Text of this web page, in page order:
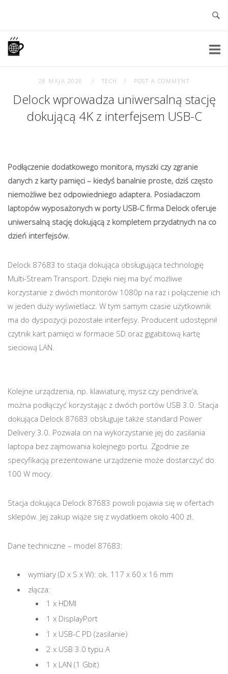
content
Home
28 MAJA 2020 TECH POST A COMMENT
Delock wprowadza uniwersalną stację
dokującą 4K z interfejsem USB-C
Podłączenie dodatkowego monitora, myszki czy zgranie
danych z karty pamięci – kiedyś banalnie proste, dziś często
niemożliwe bez odpowiedniego adaptera. Posiadaczom
laptopów wyposażonych w porty USB-C firma Delock oferuje
uniwersalną stację dokującą z kompletem przydatnych na co
dzień interfejsów.
Delock 87683 to stacja dokująca obsługująca technologię
Multi-Stream Transport. Dzięki niej ma być możliwe
korzystanie z dwóch monitorów 1080p na raz i połączenie ich
w jeden duży wyświetlacz. W tym samym czasie użytkownik
ma do dyspozycji pozostałe interfejsy. Producent udostępnił
czytnik kart pamięci w formacie SD oraz gigabitową kartę
sieciową LAN.
Kolejne urządzenia, np. klawiaturę, mysz czy pendrive’a,
można podłączyć korzystając z dwóch portów USB 3.0. Stacja
dokująca Delock 87683 obsługuje także standard Power
Delivery 3.0. Pozwala on na wykorzystanie jej do zasilania
laptopa bez zajmowania kolejnego portu. Zgodnie ze
specyfikacją prezentowane urządzenie może dostarczyć do
100 W mocy.
Stacja dokująca Delock 87683 powoli pojawia się w ofertach
sklepów. Jej zakup wiąże się z wydatkiem około 400 zł.
Dane techniczne – model 87683:
wymiary (D x S x W): ok. 117 x 60 x 16 mm
złącza:
1 x HDMI
1 x DisplayPort
1 x USB-C PD (zasilanie)
2 x USB 3.0 typu A
1 x LAN (1 Gbit)